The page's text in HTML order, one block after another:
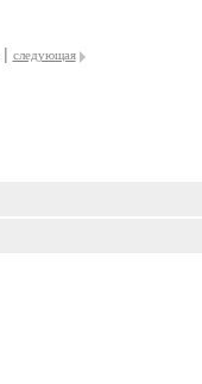
| следующая